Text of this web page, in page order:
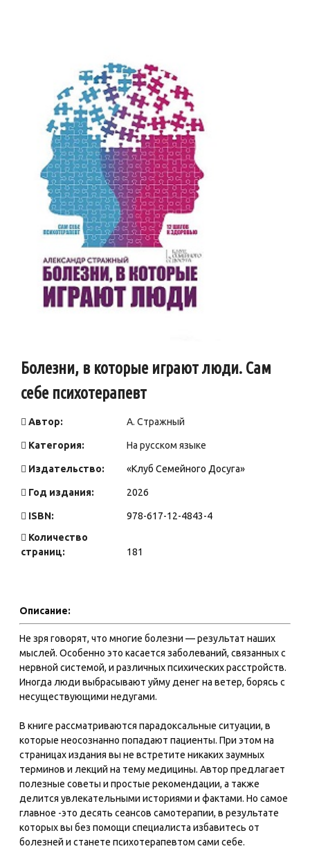
Болезни, в которые играют люди. Сам
себе психотерапевт
Автор: А. Стражный
Категория: На русском языке
Издательство: «Клуб Семейного Досуга»
Год издания: 2026
ISBN:
978-617-12-4843-4
Количество
страниц:
181
Описание:
Не зря говорят, что многие болезни — результат наших
мыслей. Особенно это касается заболеваний, связанных с
нервной системой, и различных психических расстройств.
Иногда люди выбрасывают уйму денег на ветер, борясь с
несуществующими недугами.
В книге рассматриваются парадоксальные ситуации, в
которые неосознанно попадают пациенты. При этом на
страницах издания вы не встретите никаких заумных
терминов и лекций на тему медицины. Автор предлагает
полезные советы и простые рекомендации, а также
делится увлекательными историями и фактами. Но самое
главное -это десять сеансов самотерапии, в результате
которых вы без помощи специалиста избавитесь от
болезней и станете психотерапевтом сами себе.